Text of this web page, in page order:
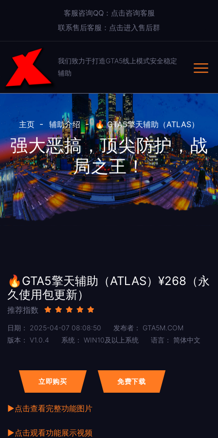
客服咨询QQ：点击咨询客服
联系售后客服：点击进入售后群
我们致力于打造GTA5线上模式安全稳定
辅助
主页 辅助介绍 🔥 GTA5擎天辅助（ATLAS）
强大恶搞，顶尖防护，战
局之王！
🔥GTA5擎天辅助（ATLAS）¥268（永
久使用包更新）
推荐指数
日期： 2025-04-07 08:08:50 发布者：
GTA5M.COM
版本： V1.0.4 系统： WIN10及以上系统 语言： 简体中文
立即购买 免费下载
▶点击查看完整功能图片
▶点击观看功能展示视频